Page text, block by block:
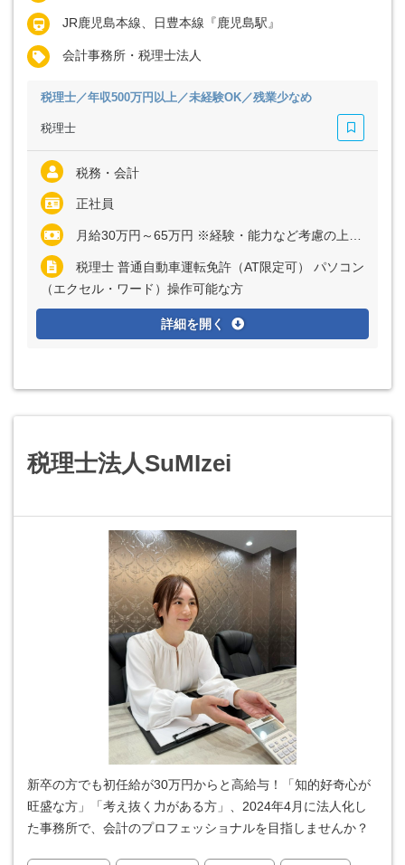
JR鹿児島本線、日豊本線『鹿児島駅』
会計事務所・税理士法人
税理士／年収500万円以上／未経験OK／残業少なめ
税理士
税務・会計
正社員
月給30万円～65万円 ※経験・能力など考慮の上、決定いたします
税理士 普通自動車運転免許（AT限定可） パソコン
（エクセル・ワード）操作可能な方
詳細を開く
税理士法人SuMIzei
新卒の方でも初任給が30万円からと高給与！「知的好奇心が
旺盛な方」「考え抜く力がある方」、2024年4月に法人化し
た事務所で、会計のプロフェッショナルを目指しませんか？